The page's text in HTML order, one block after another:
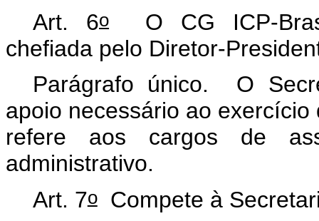
Art. 6o
O CG ICP-
chefiada pelo Diretor-
Parágrafo único. O
apoio necessário ao
refere aos cargos de
administrativo.
Art. 7oCompete à